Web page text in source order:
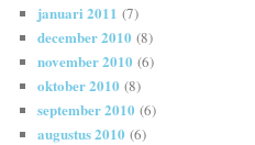
januari 2011 (7)
december 2010 (8)
november 2010 (6)
oktober 2010 (8)
september 2010 (6)
augustus 2010 (6)